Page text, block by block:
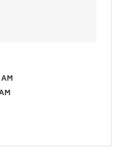
de visite auprès
sur plateau
le bon